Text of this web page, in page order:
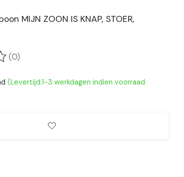
MIJN ZOON IS KNAP, STOER,
dit product is
(0)
(Levertijd:1-3 werkdagen indien voorraad